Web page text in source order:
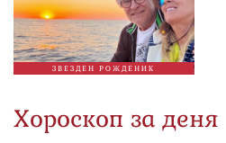
ЗВЕЗДЕН РОЖДЕНИК
Хороскоп за деня